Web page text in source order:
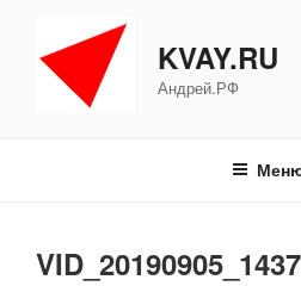
содержимому
KVAY.RU
Андрей.РФ